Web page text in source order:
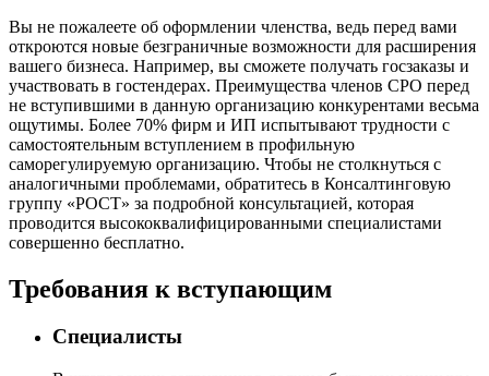
Вы не пожалеете об оформлении членства, ведь перед вами
откроются новые безграничные возможности для расширения
вашего бизнеса. Например, вы сможете получать госзаказы и
участвовать в гостендерах. Преимущества членов СРО перед
не вступившими в данную организацию конкурентами весьма
ощутимы. Более 70% фирм и ИП испытывают трудности с
самостоятельным вступлением в профильную
саморегулируемую организацию. Чтобы не столкнуться с
аналогичными проблемами, обратитесь в Консалтинговую
группу «РОСТ» за подробной консультацией, которая
проводится высококвалифицированными специалистами
совершенно бесплатно.
Требования к вступающим
Специалисты